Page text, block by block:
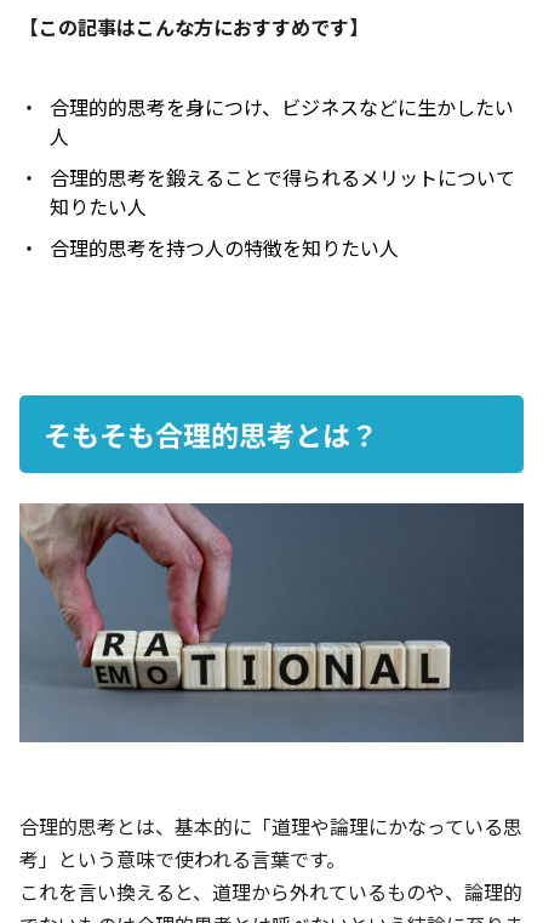
【この記事はこんな方におすすめです】
合理的的思考を身につけ、ビジネスなどに生かしたい
人
合理的思考を鍛えることで得られるメリットについて
知りたい人
合理的思考を持つ人の特徴を知りたい人
そもそも合理的思考とは？
合理的思考とは、基本的に「道理や論理にかなっている思
考」という意味で使われる言葉です。
これを言い換えると、道理から外れているものや、論理的